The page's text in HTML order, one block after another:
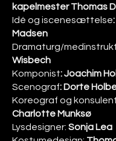
kapelmester Thomas
Idé og iscenesættelse
Madsen
Dramaturg/
Wisbech
Komponist: Joachim
Scenograf: Dorte
Koreograf og
Charlotte Munksø
Lysdesigner: Sonja Lea